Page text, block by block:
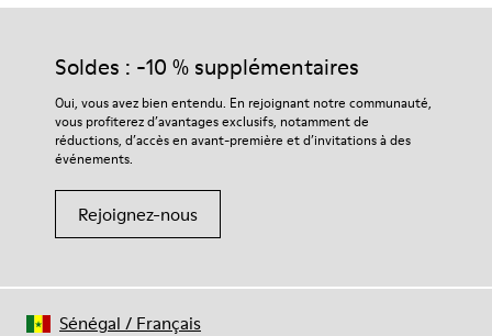
Soldes : -10 % supplémentaires
Oui, vous avez bien entendu. En rejoignant notre communauté,
vous profiterez d’avantages exclusifs, notamment de
réductions, d’accès en avant-première et d’invitations à des
événements.
Rejoignez-nous
Sénégal / Français